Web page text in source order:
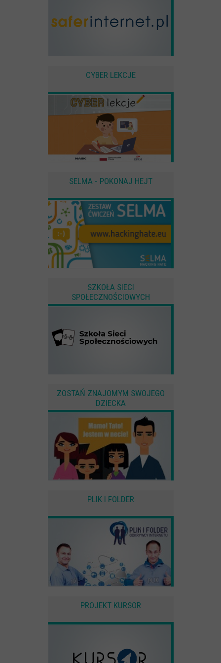
CYBER LEKCJE
SELMA - POKONAJ HEJT
SZKOŁA SIECI
SPOŁECZNOŚCIOWYCH
ZOSTAŃ ZNAJOMYM SWOJEGO
DZIECKA
PLIK I FOLDER
PROJEKT KURSOR